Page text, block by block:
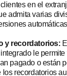
en el
admita varias
y recordatorios:
le permite
pagado o están
los recordatorios